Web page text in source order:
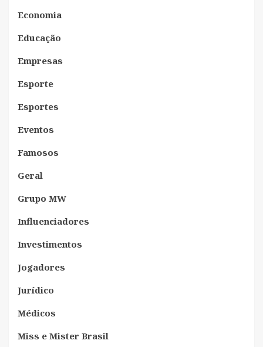
Economia
Educação
Empresas
Esporte
Esportes
Eventos
Famosos
Geral
Grupo MW
Influenciadores
Investimentos
Jogadores
Jurídico
Médicos
Miss e Mister Brasil